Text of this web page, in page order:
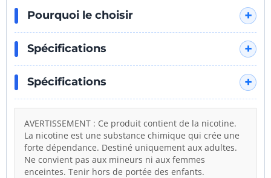
"Le 2% de nic est parfait pour ce genre
de saveur 'cosmique' et douce."
Pourquoi le choisir
Spécifications
Spécifications
AVERTISSEMENT : Ce produit contient de la nicotine.
La nicotine est une substance chimique qui crée une
forte dépendance. Destiné uniquement aux adultes.
Ne convient pas aux mineurs ni aux femmes
enceintes. Tenir hors de portée des enfants.